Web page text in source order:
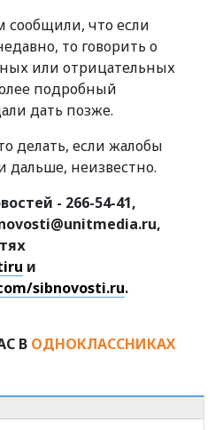
сообщили, что если
то говорить о
или отрицательных
подробный
дать позже.
делать, если жалобы
дальше, неизвестно.
- 266-54-41,
и
sibnovosti.ru.
В ОДНОКЛАССНИКАХ